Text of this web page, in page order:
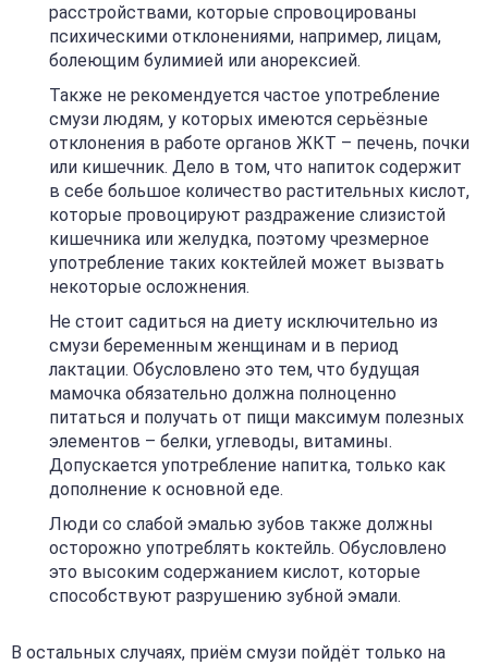
расстройствами, которые спровоцированы
психическими отклонениями, например, лицам,
болеющим булимией или анорексией.
Также не рекомендуется частое употребление
смузи людям, у которых имеются серьёзные
отклонения в работе органов ЖКТ – печень, почки
или кишечник. Дело в том, что напиток содержит
в себе большое количество растительных кислот,
которые провоцируют раздражение слизистой
кишечника или желудка, поэтому чрезмерное
употребление таких коктейлей может вызвать
некоторые осложнения.
Не стоит садиться на диету исключительно из
смузи беременным женщинам и в период
лактации. Обусловлено это тем, что будущая
мамочка обязательно должна полноценно
питаться и получать от пищи максимум полезных
элементов – белки, углеводы, витамины.
Допускается употребление напитка, только как
дополнение к основной еде.
Люди со слабой эмалью зубов также должны
осторожно употреблять коктейль. Обусловлено
это высоким содержанием кислот, которые
способствуют разрушению зубной эмали.
В остальных случаях, приём смузи пойдёт только на